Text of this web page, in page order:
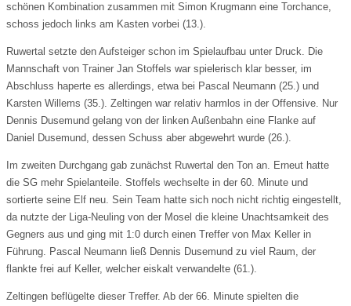
schönen Kombination zusammen mit Simon Krugmann eine Torchance,
schoss jedoch links am Kasten vorbei (13.).
Ruwertal setzte den Aufsteiger schon im Spielaufbau unter Druck. Die
Mannschaft von Trainer Jan Stoffels war spielerisch klar besser, im
Abschluss haperte es allerdings, etwa bei Pascal Neumann (25.) und
Karsten Willems (35.). Zeltingen war relativ harmlos in der Offensive. Nur
Dennis Dusemund gelang von der linken Außenbahn eine Flanke auf
Daniel Dusemund, dessen Schuss aber abgewehrt wurde (26.).
Im zweiten Durchgang gab zunächst Ruwertal den Ton an. Erneut hatte
die SG mehr Spielanteile. Stoffels wechselte in der 60. Minute und
sortierte seine Elf neu. Sein Team hatte sich noch nicht richtig eingestellt,
da nutzte der Liga-Neuling von der Mosel die kleine Unachtsamkeit des
Gegners aus und ging mit 1:0 durch einen Treffer von Max Keller in
Führung. Pascal Neumann ließ Dennis Dusemund zu viel Raum, der
flankte frei auf Keller, welcher eiskalt verwandelte (61.).
Zeltingen beflügelte dieser Treffer. Ab der 66. Minute spielten die